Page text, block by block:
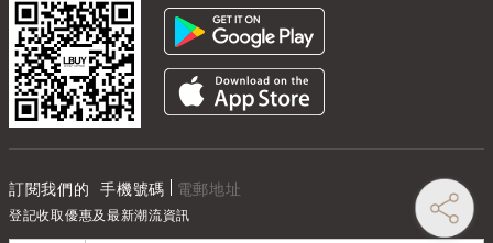
訂閱我們的 手機號碼 電郵地址
登記收取優惠及最新潮流資訊